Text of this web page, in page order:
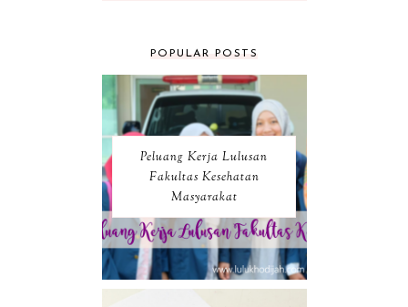
POPULAR POSTS
Peluang Kerja Lulusan
Fakultas Kesehatan
Masyarakat